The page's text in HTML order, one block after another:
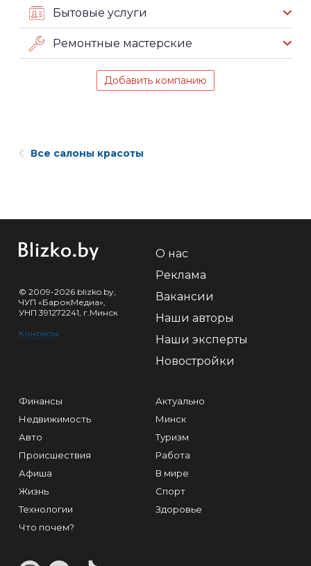
Бытовые услуги
Ремонтные мастерские
Добавить компанию
Все салоны красоты
© 2009-2026 blizko.by,
ЧУП «БарокМедиа»,
УНП 391272241, г.Минск
Контакты
О нас
Реклама
Вакансии
Наши авторы
Наши эксперты
Новостройки
Финансы
Недвижимость
Авто
Происшествия
Афиша
Жизнь
Технологии
Что почем?
Актуально
Минск
Туризм
Работа
В мире
Спорт
Здоровье